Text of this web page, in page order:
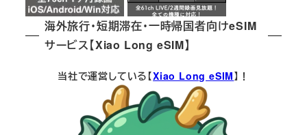
海外旅行・短期滞在・一時帰国者向けeSIM
サービス【Xiao Long eSIM】
当社で運営している【Xiao Long eSIM】！